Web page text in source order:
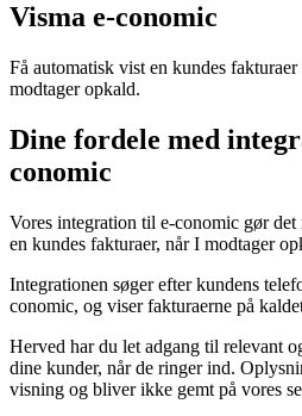
Visma e-conomic
Få automatisk vist en kundes
modtager opkald.
Dine fordele med
conomic
Vores integration til e-conomic gør
en kundes fakturaer, når I modtager
Integrationen søger efter kundens
conomic, og viser fakturaerne på
Herved har du let adgang til relevant
dine kunder, når de ringer ind.
visning og bliver ikke gemt på vores